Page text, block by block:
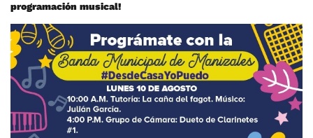
programación musical!